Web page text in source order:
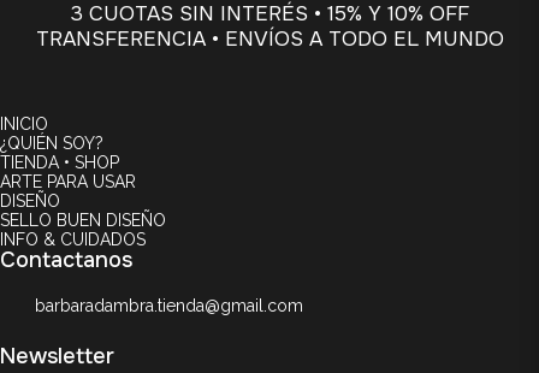
3 CUOTAS SIN INTERÉS • 15% Y 10% OFF
TRANSFERENCIA • ENVÍOS A TODO EL MUNDO
INICIO
¿QUIÉN SOY?
TIENDA • SHOP
ARTE PARA USAR
DISEÑO
SELLO BUEN DISEÑO
INFO & CUIDADOS
Contactanos
barbaradambra.tienda@gmail.com
Newsletter